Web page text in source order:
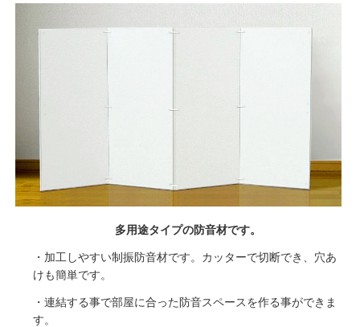
多用途タイプの防音材です。
・加工しやすい制振防音材です。カッターで切断でき、穴あ
けも簡単です。
・連結する事で部屋に合った防音スペースを作る事ができま
す。